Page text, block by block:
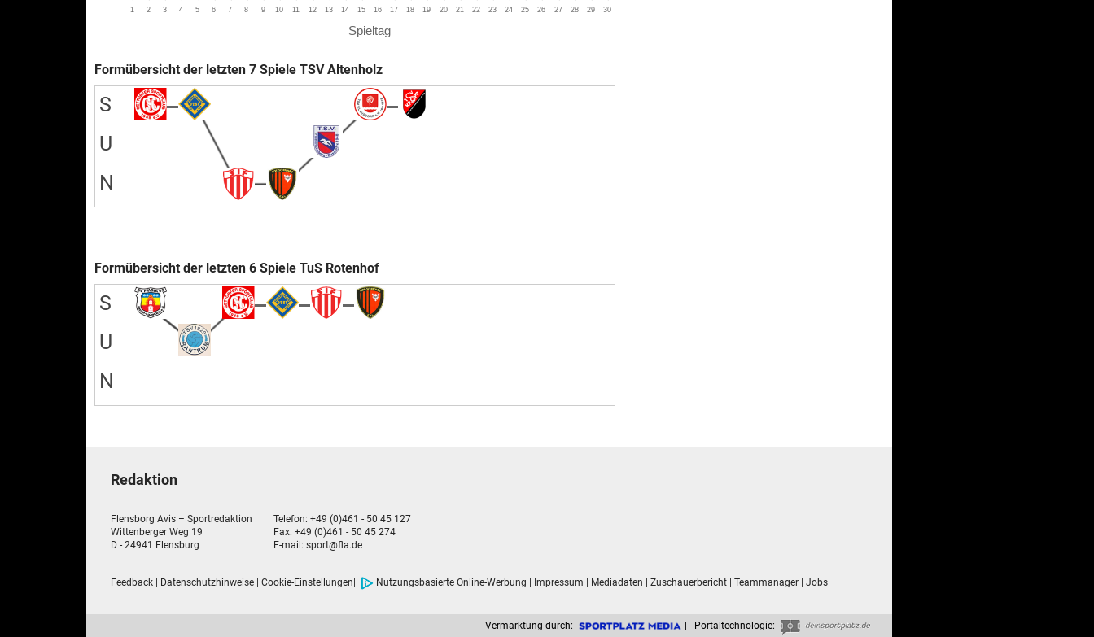
Spieltag
1 2 3 4 5 6 7 8 9 10 11 12 13 14 15 16 17 18 19 20 21 22 23 24 25 26 27 28 29 30
Formübersicht der letzten 7 Spiele TSV Altenholz
S
U
N
Formübersicht der letzten 6 Spiele TuS Rotenhof
S
U
N
Redaktion
Flensborg Avis – Sportredaktion
Wittenberger Weg 19
D - 24941 Flensburg
Telefon: +49 (0)461 - 50 45 127
Fax: +49 (0)461 - 50 45 274
E-mail: sport@fla.de
Feedback | Datenschutzhinweise | Cookie-Einstellungen| Nutzungsbasierte Online-Werbung | Impressum | Mediadaten | Zuschauerbericht | Teammanager | Jobs
Vermarktung durch: | Portaltechnologie: